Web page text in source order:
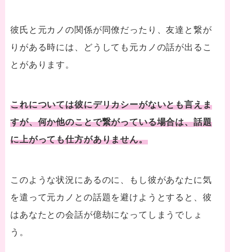
彼氏と元カノの関係が同僚だったり、友達と繋が
りがある時には、どうしても元カノの話が出るこ
とがあります。
これについては彼にデリカシーがないとも言えま
すが、何か他のことで繋がっている場合は、話題
に上がっても仕方がありません。
このような状況にあるのに、もし彼があなたに気
を遣って元カノとの話題を避けようとすると、彼
はあなたとの会話が億劫になってしまうでしょ
う。